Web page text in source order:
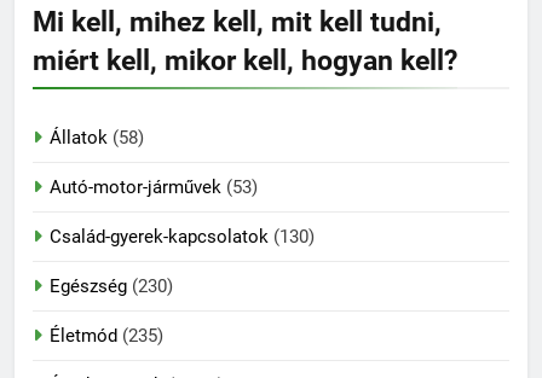
Mi kell, mihez kell, mit kell tudni,
miért kell, mikor kell, hogyan kell?
Állatok (58)
Autó-motor-járművek (53)
Család-gyerek-kapcsolatok (130)
Egészség (230)
Életmód (235)